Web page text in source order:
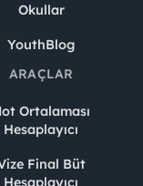
Okullar
YouthBlog
ARAÇLAR
Ortalaması
Hesaplayıcı
Final Büt
Hesaplayıcı